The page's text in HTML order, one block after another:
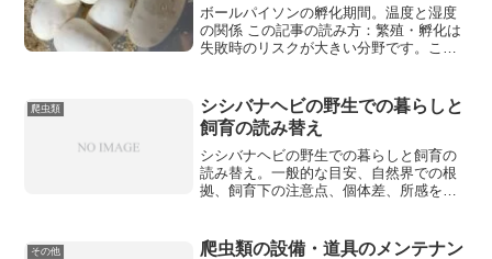
ボールパイソンの孵化期間。温度と湿度
の関係 この記事の読み方：繁殖・孵化は
失敗時のリスクが大きい分野です。ここ
爬虫類
シシバナヘビの野生での暮らしと
飼育の読み替え
シシバナヘビの野生での暮らしと飼育の
読み替え。一般的な目安、自然界での根
拠、飼育下の注意点、個体差、所感を分
その他
爬虫類の設備・道具のメンテナン